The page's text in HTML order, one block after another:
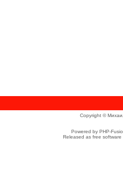
Copyright ©
Powered by PHP-
Released as free